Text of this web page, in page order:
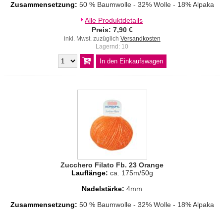
Zusammensetzung: 50 % Baumwolle - 32% Wolle - 18% Alpaka
Alle Produktdetails
Preis: 7,90 €
inkl. Mwst. zuzüglich Versandkosten
Lagernd: 10
Zucchero Filato Fb. 23 Orange
Lauflänge: ca. 175m/50g
Nadelstärke: 4mm
Zusammensetzung: 50 % Baumwolle - 32% Wolle - 18% Alpaka